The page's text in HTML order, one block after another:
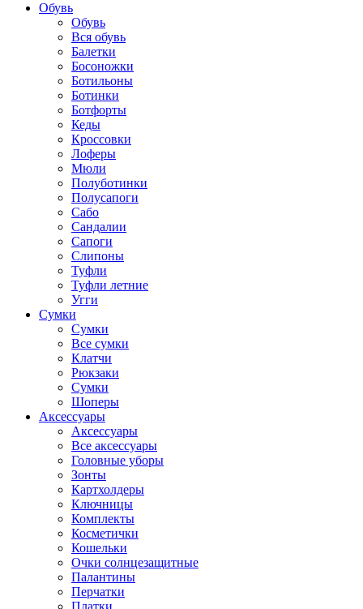
Обувь
Обувь
Вся обувь
Балетки
Босоножки
Ботильоны
Ботинки
Ботфорты
Кеды
Кроссовки
Лоферы
Мюли
Полуботинки
Полусапоги
Сабо
Сандалии
Сапоги
Слипоны
Туфли
Туфли летние
Угги
Сумки
Сумки
Все сумки
Клатчи
Рюкзаки
Сумки
Шоперы
Аксессуары
Аксессуары
Все аксессуары
Головные уборы
Зонты
Картхолдеры
Ключницы
Комплекты
Косметички
Кошельки
Очки солнцезащитные
Палантины
Перчатки